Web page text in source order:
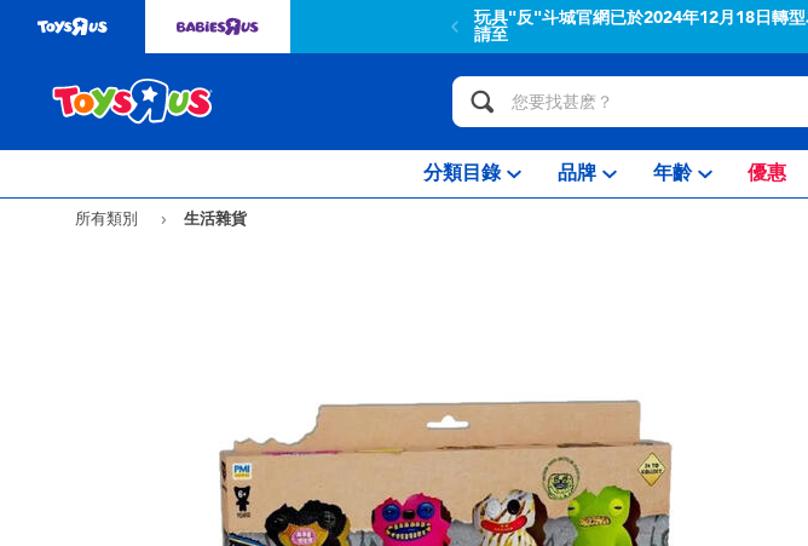
玩具"反"斗城官網已於2024年12月18日轉
請至
分類目錄 品牌 年齡 優惠
所有類別
生活雜貨